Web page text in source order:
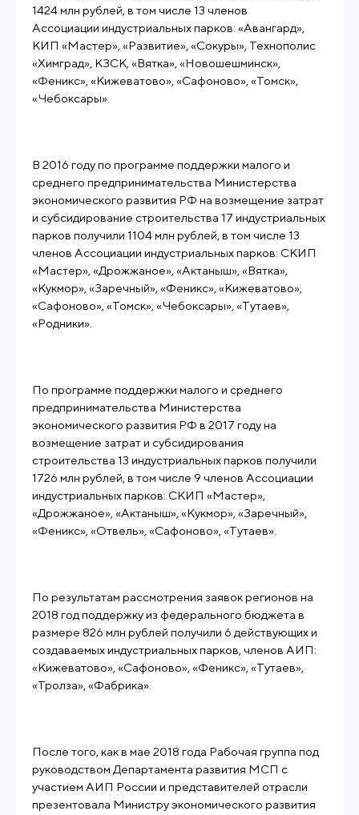
1424 млн рублей, в том числе 13 членов
Ассоциации индустриальных парков: «Авангард»,
КИП «Мастер», «Развитие», «Сокуры», Технополис
«Химград», КЗСК, «Вятка», «Новошешминск»,
«Феникс», «Кижеватово», «Сафоново», «Томск»,
В 2016 году по программе поддержки малого и
среднего предпринимательства Министерства
экономического развития РФ на возмещение затрат
и субсидирование строительства 17 индустриальных
парков получили 1104 млн рублей, в том числе 13
членов Ассоциации индустриальных парков: СКИП
«Мастер», «Дрожжаное», «Актаныш», «Вятка»,
«Кукмор», «Заречный», «Феникс», «Кижеватово»,
«Сафоново», «Томск», «Чебоксары», «Тутаев»,
По программе поддержки малого и среднего
предпринимательства Министерства
экономического развития РФ в 2017 году на
возмещение затрат и субсидирования
строительства 13 индустриальных парков получили
1726 млн рублей, в том числе 9 членов Ассоциации
индустриальных парков: СКИП «Мастер»,
«Дрожжаное», «Актаныш», «Кукмор», «Заречный»,
По результатам рассмотрения заявок регионов на
2018 год поддержку из федерального бюджета в
размере 826 млн рублей получили 6 действующих и
создаваемых индустриальных парков, членов АИП:
«Кижеватово», «Сафоново», «Феникс», «Тутаев»,
После того, как в мае 2018 года Рабочая группа под
руководством Департамента развития МСП с
участием АИП России и представителей отрасли
презентовала Министру экономического развития